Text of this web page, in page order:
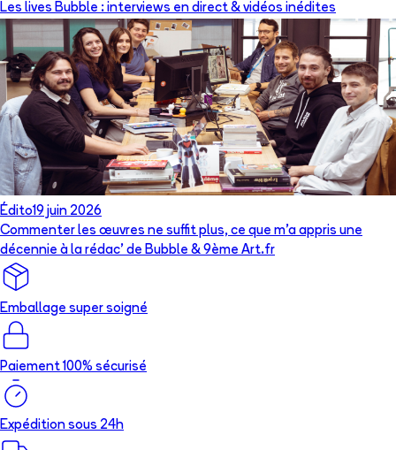
Les lives Bubble : interviews en direct & vidéos inédites
Édito19 juin 2026
Commenter les œuvres ne suffit plus, ce que m’a appris une
décennie à la rédac’ de Bubble & 9ème Art.fr
Emballage super soigné
Paiement 100% sécurisé
Expédition sous 24h